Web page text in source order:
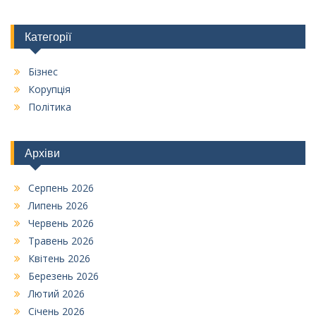
Категорії
Бізнес
Корупція
Політика
Архіви
Серпень 2026
Липень 2026
Червень 2026
Травень 2026
Квітень 2026
Березень 2026
Лютий 2026
Січень 2026